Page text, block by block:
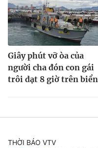
Giây phút vỡ òa của
người cha đón con gái
trôi dạt 8 giờ trên biển
THỜI BÁO VTV